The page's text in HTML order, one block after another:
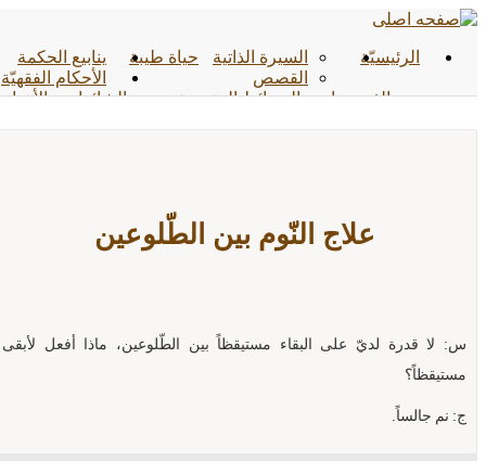
الرئیسیّة حياة طيبة
السيرة الذاتية
القصص
ينابيع الحكمة
الأحکام الفقهیّة
الوسائط المتعددة
الفیدیوهات الأخبار
الشائعات
علاج النّوم بين الطّلوعين
س: لا قدرة لديّ على البقاء مستيقظاً بين الطّلوعين، ماذا أفعل لأبقى
مستيقظاً؟
ج: نم جالساً.